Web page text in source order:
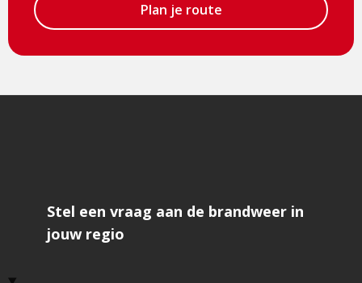
Plan je route
Stel een vraag aan de brandweer in
jouw regio